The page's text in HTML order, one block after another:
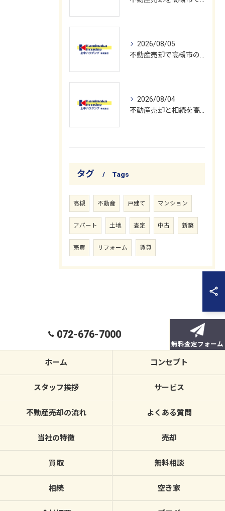
2026/08/05
2026/08/04
タグ Tags
高槻 不動産 戸建て マンション
アパート 土地 査定 中古 新築
売買 リフォーム 賃貸
072-676-7000
無料査定フォーム
ホーム コンセプト
スタッフ挨拶 サービス
不動産売却の流れ よくある質問
当社の特徴 売却
買取 無料相談
相続 空き家